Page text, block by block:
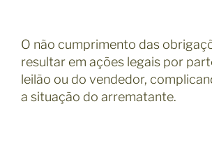
O não cumprimento das
resultar em ações legais por
leilão ou do vendedor,
a situação do arrematante.